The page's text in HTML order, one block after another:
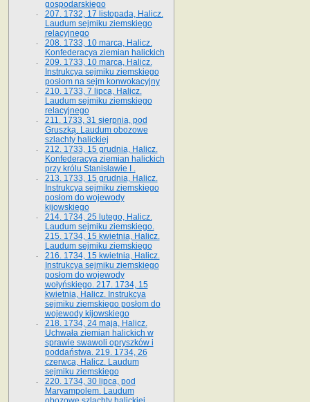
gospodarskiego
207. 1732, 17 listopada, Halicz.
Laudum sejmiku ziemskiego
relacyjnego
208. 1733, 10 marca, Halicz.
Konfederacya ziemian halickich­
209. 1733, 10 marca, Halicz.
Instrukcya sejmiku ziemskiego
posłom na sejm konwokacyjny
210. 1733, 7 lipca, Halicz.
Laudum sejmiku ziemskiego
relacyjnego
211. 1733, 31 sierpnia, pod
Gruszką. Laudum obozowe
szlachty halickiej
212. 1733, 15 grudnia, Halicz.
Konfederacya ziemian halickich
przy królu Stanisławie I .
213. 1733, 15 grudnia, Halicz.
Instrukcya sejmiku ziemskiego
posłom do wojewody
kijowskiego
214. 1734, 25 lutego, Halicz.
Laudum sejmiku ziemskiego.
215. 1734, 15 kwietnia, Halicz.
Laudum sejmiku ziemskiego
216. 1734, 15 kwietnia, Halicz.
Instrukcya sejmiku ziemskiego
posłom do wojewody
wołyńskiego. 217. 1734, 15
kwietnia, Halicz. Instrukcya
sejmiku ziemskiego posłom do
wojewody kijowskiego
218. 1734, 24 maja, Halicz.
Uchwała ziemian halickich w
sprawie swawoli opryszków i
poddaństwa. 219. 1734, 26
czerwca, Halicz. Laudum
sejmiku ziemskiego
220. 1734, 30 lipca, pod
Maryampolem. Laudum